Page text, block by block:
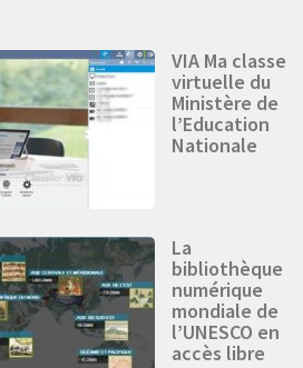
VIA Ma classe
virtuelle du
Ministère de
l’Education
Nationale
La
bibliothèque
numérique
mondiale de
l’UNESCO en
accès libre